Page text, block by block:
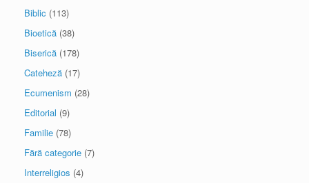
Biblic (113)
Bioetică (38)
Biserică (178)
Cateheză (17)
Ecumenism (28)
Editorial (9)
Familie (78)
Fără categorie (7)
Interreligios (4)